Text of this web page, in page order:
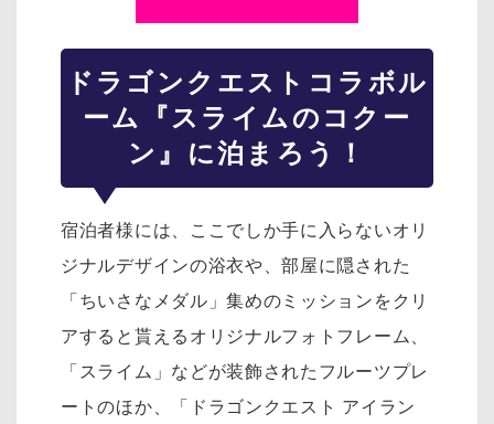
ドラゴンクエスト コラボル
ーム『スライムのコクー
ン』に泊まろう！
宿泊者様には、ここでしか手に入らないオリ
ジナルデザインの浴衣や、部屋に隠された
「ちいさなメダル」集めのミッションをクリ
アすると貰えるオリジナルフォトフレーム、
「スライム」などが装飾されたフルーツプレ
ートのほか、「ドラゴンクエスト アイラン